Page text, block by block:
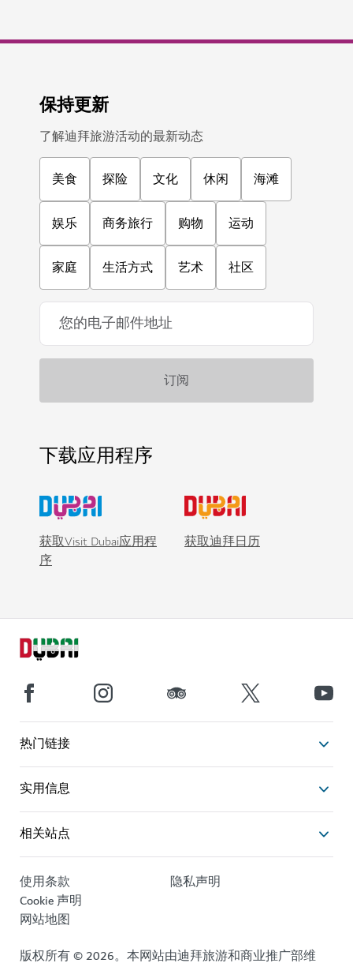
保持更新
了解迪拜旅游活动的最新动态
美食 探险 文化 休闲 海滩
娱乐 商务旅行 购物 运动
家庭 生活方式 艺术 社区
下载应用程序
获取Visit Dubai应用程
序
获取迪拜日历
热门链接
实用信息
相关站点
使用条款
隐私声明
Cookie 声明
网站地图
版权所有 © 2026。本网站由迪拜旅游和商业推广部维